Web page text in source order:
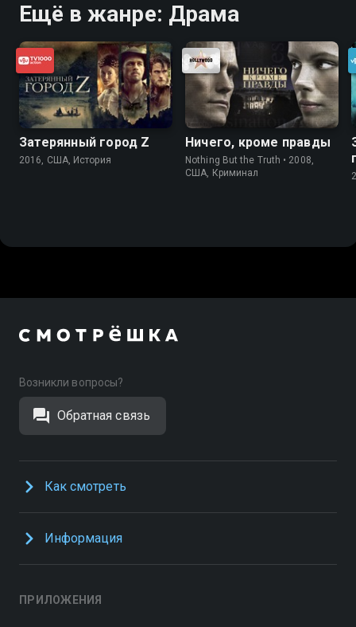
Ещё в жанре: Драма
Затерянный город Z
2016, США, История
Ничего, кроме правды
Nothing But the Truth • 2008,
США, Криминал
Возникли вопросы?
Обратная связь
Как смотреть
Информация
ПРИЛОЖЕНИЯ